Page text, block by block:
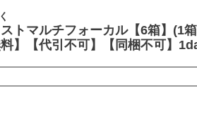
トマルチフォーカル【6箱】(1
】【代引不可】【同梱不可】